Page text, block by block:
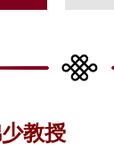
教授